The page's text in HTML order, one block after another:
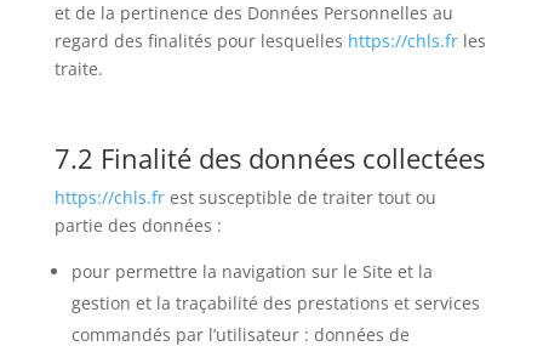
et de la pertinence des Données Personnelles au
regard des finalités pour lesquelles https://chls.frles
traite.
7.2 Finalité des données collectées
https://chls.frest susceptible de traiter tout ou
partie des données :
pour permettre la navigation sur le Site et la
gestion et la traçabilité des prestations et services
commandés par l’utilisateur : données de